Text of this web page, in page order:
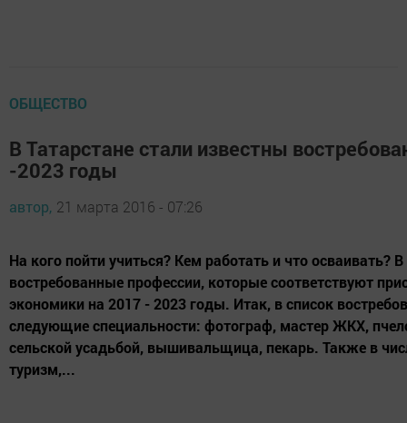
ОБЩЕСТВО
В Татарстане стали известны
-2023 годы
автор, 21 марта 2016 - 07:26
На кого пойти учиться? Кем работать и что осваивать?
востребованные профессии, которые соответствуют
экономики на 2017 - 2023 годы. Итак, в список
следующие специальности: фотограф, мастер ЖКХ,
сельской усадьбой, вышивальщица, пекарь. Также в
туризм,...